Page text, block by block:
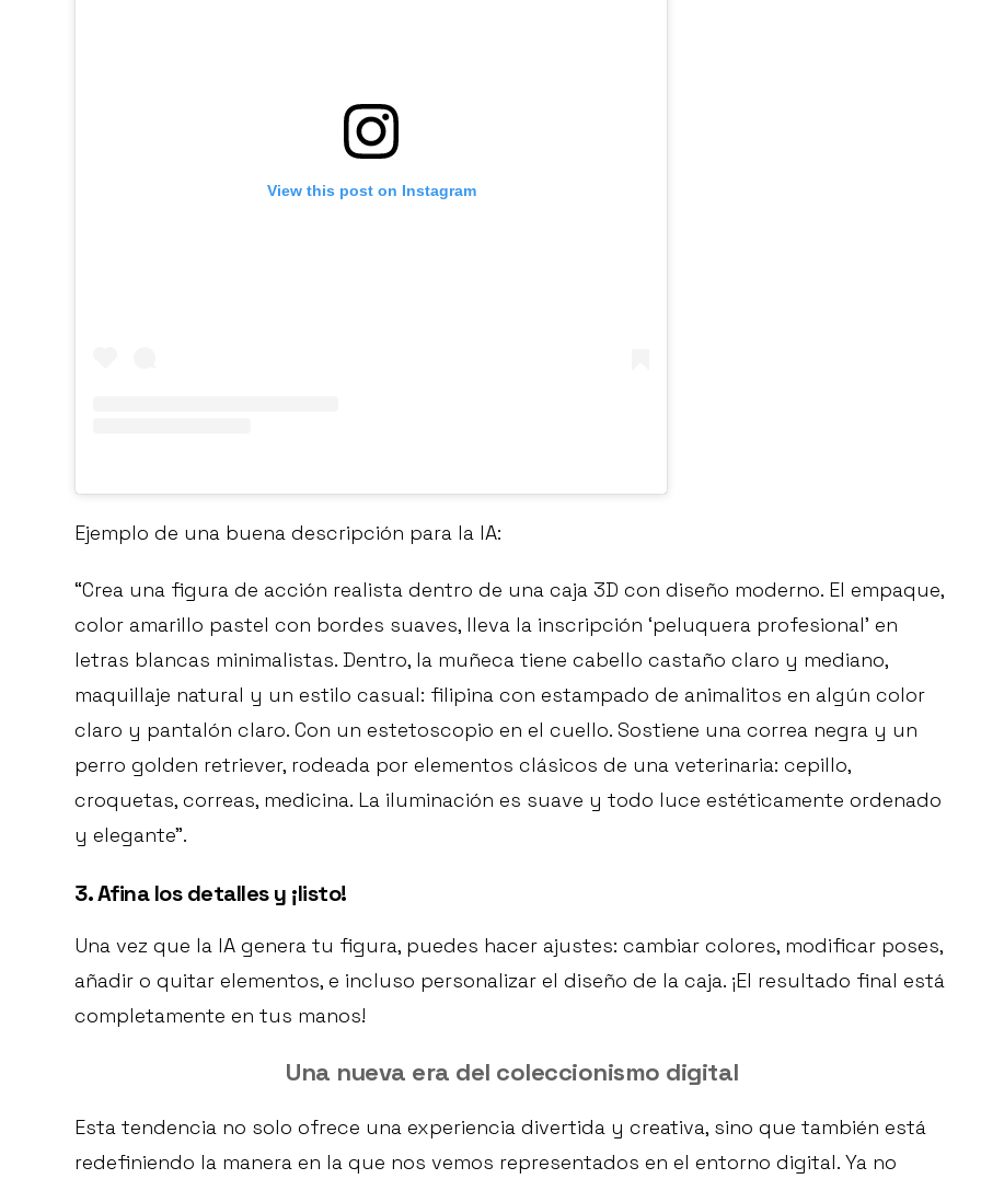
View this post on Instagram
Ejemplo de una buena descripción para la IA:
“Crea una figura de acción realista dentro de una caja 3D con diseño moderno. El empaque,
color amarillo pastel con bordes suaves, lleva la inscripción ‘peluquera profesional’ en
letras blancas minimalistas. Dentro, la muñeca tiene cabello castaño claro y mediano,
maquillaje natural y un estilo casual: filipina con estampado de animalitos en algún color
claro y pantalón claro. Con un estetoscopio en el cuello. Sostiene una correa negra y un
perro golden retriever, rodeada por elementos clásicos de una veterinaria: cepillo,
croquetas, correas, medicina. La iluminación es suave y todo luce estéticamente ordenado
y elegante”.
3. Afina los detalles y ¡listo!
Una vez que la IA genera tu figura, puedes hacer ajustes: cambiar colores, modificar poses,
añadir o quitar elementos, e incluso personalizar el diseño de la caja. ¡El resultado final está
completamente en tus manos!
Una nueva era del coleccionismo digital
Esta tendencia no solo ofrece una experiencia divertida y creativa, sino que también está
redefiniendo la manera en la que nos vemos representados en el entorno digital. Ya no